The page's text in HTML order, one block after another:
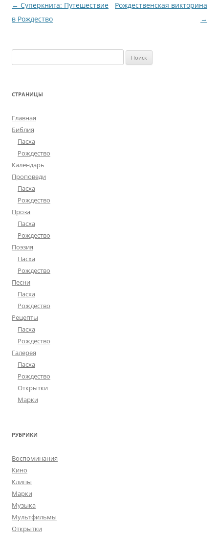
Навигация
по
← Суперкнига: Путешествие
в Рождество
Рождественская викторина
→
СТРАНИЦЫ
Главная
Библия
Пасха
Рождество
Календарь
Проповеди
Пасха
Рождество
Проза
Пасха
Рождество
Поэзия
Пасха
Рождество
Песни
Пасха
Рождество
Рецепты
Пасха
Рождество
Галерея
Пасха
Рождество
Открытки
Марки
РУБРИКИ
Воспоминания
Кино
Клипы
Марки
Музыка
Мультфильмы
Открытки